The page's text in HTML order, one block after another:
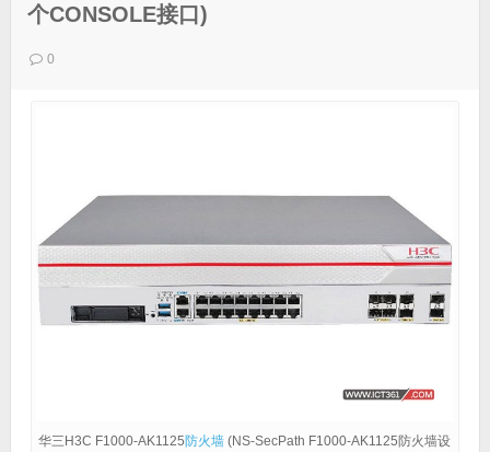
个CONSOLE接口)
0
华三H3C F1000-AK1125防火墙 (NS-SecPath F1000-AK1125防火墙设